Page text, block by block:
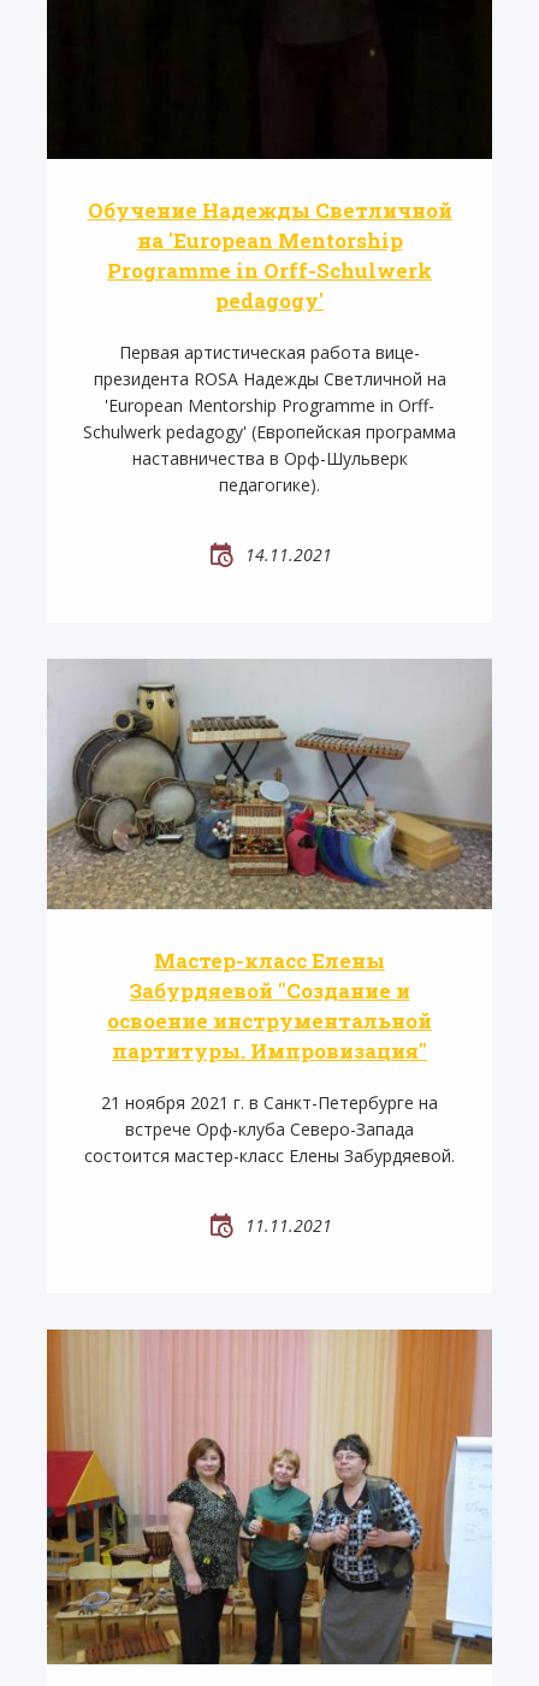
Обучение Надежды Светличной
на 'European Mentorship
Programme in Orff-Schulwerk
pedagogy'
Первая артистическая работа вице-
президента ROSA Надежды Светличной на
'European Mentorship Programme in Orff-
Schulwerk pedagogy' (Европейская программа
наставничества в Орф-Шульверк
педагогике).
14.11.2021
Мастер-класс Елены
Забурдяевой "Создание и
освоение инструментальной
партитуры. Импровизация"
21 ноября 2021 г. в Санкт-Петербурге на
встрече Орф-клуба Северо-Запада
состоится мастер-класс Елены Забурдяевой.
11.11.2021